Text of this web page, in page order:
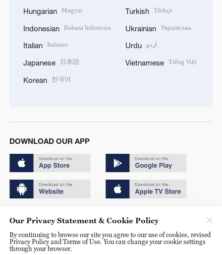
Hungarian Magyar
Indonesian Bahasa Indonesia
Italian Italiano
Japanese 日本語
Korean 한국어
Turkish Türkçe
Ukrainian Українська
Urdu اردو
Vietnamese Tiếng Việt
DOWNLOAD OUR APP
京ICP备20000184号
京公网安备 11010502050052号
Our Privacy Statement & Cookie Policy
By continuing to browse our site you agree to our use of cookies, revised
Privacy Policy and Terms of Use. You can change your cookie settings
through your browser.